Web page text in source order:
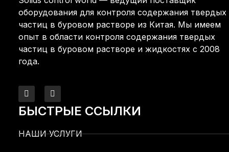
оборудования для контроля содержания твердых
частиц в буровом растворе из Китая. Мы имеем
опыт в области контроля содержания твердых
частиц в буровом растворе и жидкостях с 2008
года.
БЫСТРЫЕ ССЫЛКИ
НАШИ УСЛУГИ